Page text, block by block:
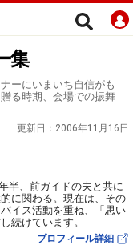
集
ーにいまいち自信がも
る時期、会場での振舞
更新日： 2006年11月16日
半、前ガイドの夫と共に
に関わる。現在は、その
イス活動を重ね、「思い
続けています。
プロフィール詳細